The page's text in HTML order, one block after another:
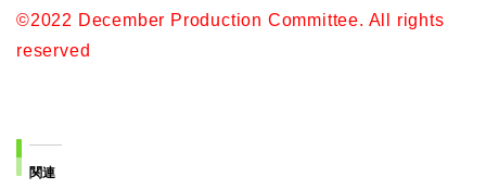
©2022 December Production Committee. All rights
reserved
関連